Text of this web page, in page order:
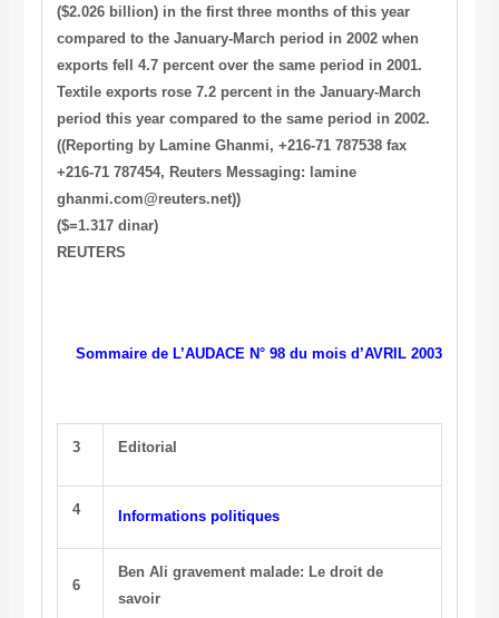
($2.026 billion) in the first three months of this year
compared to the January-March period in 2002 when
exports fell 4.7 percent over the same period in 2001.
Textile exports rose 7.2 percent in the January-March
period this year compared to the same period in 2002.
((Reporting by Lamine Ghanmi, +216-71 787538 fax
+216-71 787454, Reuters Messaging: lamine
ghanmi.com@reuters.net))
($=1.317 dinar)
REUTERS
Sommaire de L’AUDACE N° 98 du mois d’AVRIL 2003
Editorial
3
Informations politiques
4
Ben Ali gravement malade: Le droit de
savoir
6